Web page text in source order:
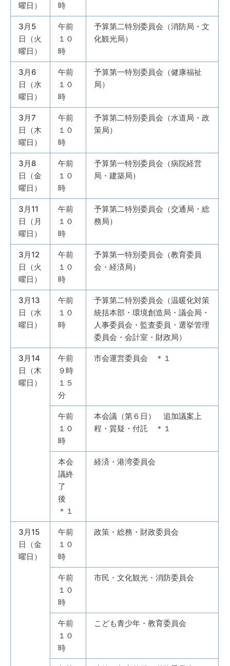
曜日）
時
3月5
日（火
曜日）
午前
１０
時
予算第二特別委員会（消防局・文
化観光局）
3月6
日（水
曜日）
午前
１０
時
予算第一特別委員会（健康福祉
局）
3月7
日（木
曜日）
午前
１０
時
予算第二特別委員会（水道局・政
策局）
3月8
日（金
曜日）
午前
１０
時
予算第一特別委員会（病院経営
局・建築局）
3月11
日（月
曜日）
午前
１０
時
予算第二特別委員会（交通局・総
務局）
3月12
日（火
曜日）
午前
１０
時
予算第一特別委員会（教育委員
会・経済局）
3月13
日（水
曜日）
午前
１０
時
予算第二特別委員会（温暖化対策
統括本部・環境創造局・議会局・
人事委員会・監査委員・選挙管理
委員会・会計室・財政局）
3月14
日（木
曜日）
午前
９時
１５
分
市会運営委員会 ＊１
午前
１０
時
本会議（第６日） 追加議案上
程・質疑・付託 ＊１
本会
議終
了
後
＊１
経済・港湾委員会
3月15
日（金
曜日）
午前
１０
時
政策・総務・財政委員会
午前
１０
時
市民・文化観光・消防委員会
午前
１０
時
こども青少年・教育委員会